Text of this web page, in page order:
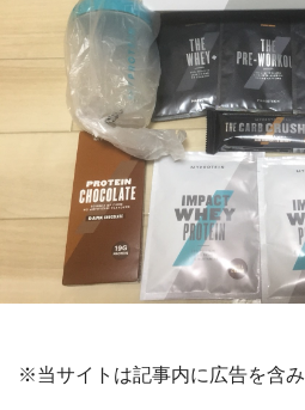
※当サイトは記事内に広告を含